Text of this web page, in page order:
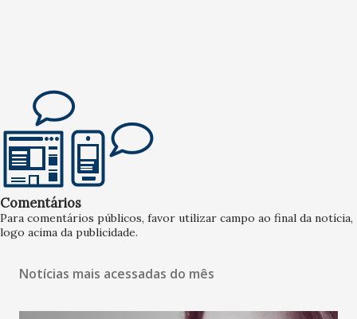
Comentários
Para comentários públicos, favor utilizar campo ao final da notícia,
logo acima da publicidade.
Notícias mais acessadas do mês